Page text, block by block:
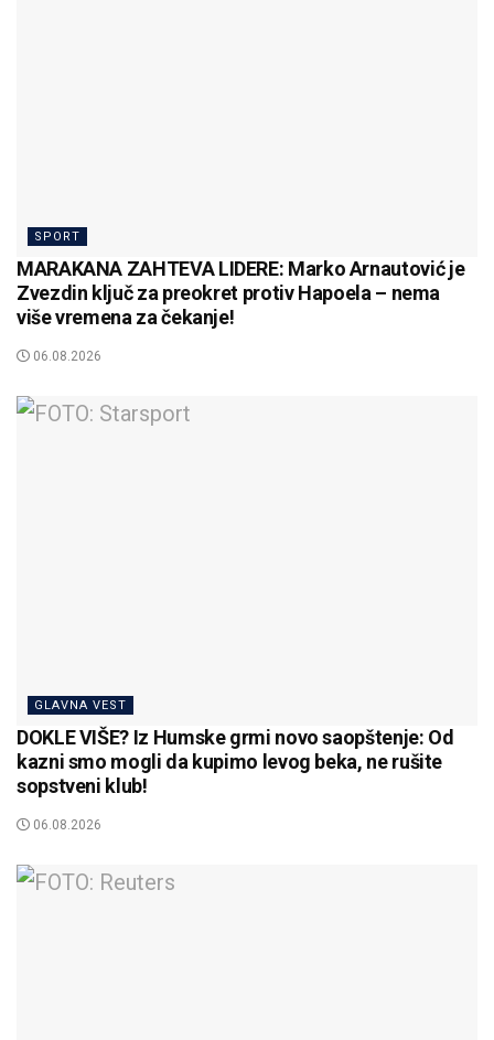
SPORT
MARAKANA ZAHTEVA LIDERE: Marko Arnautović je
Zvezdin ključ za preokret protiv Hapoela – nema
više vremena za čekanje!
06.08.2026
GLAVNA VEST
DOKLE VIŠE? Iz Humske grmi novo saopštenje: Od
kazni smo mogli da kupimo levog beka, ne rušite
sopstveni klub!
06.08.2026